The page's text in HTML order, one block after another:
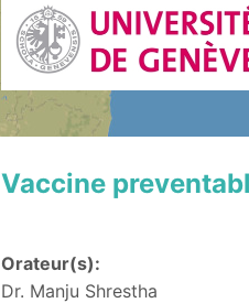
Vaccine
Orateur(s):
Dr. Manju Shrestha